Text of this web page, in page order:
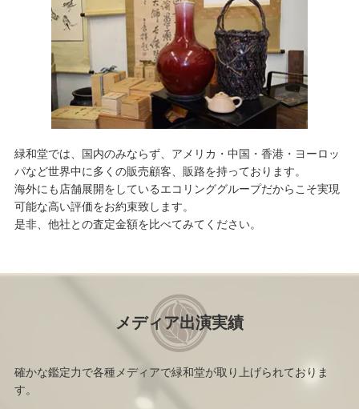
緑和堂では、国内のみならず、アメリカ・中国・香港・ヨーロッ
パなど世界中に多くの販売顧客、販路を持っております。
海外にも店舗展開をしているエコリンググループだからこそ実現
可能な高い評価をお約束致します。
是非、他社との査定金額を比べてみてください。
メディア出演実績
確かな鑑定力で各種メディアで緑和堂が取り上げられておりま
す。